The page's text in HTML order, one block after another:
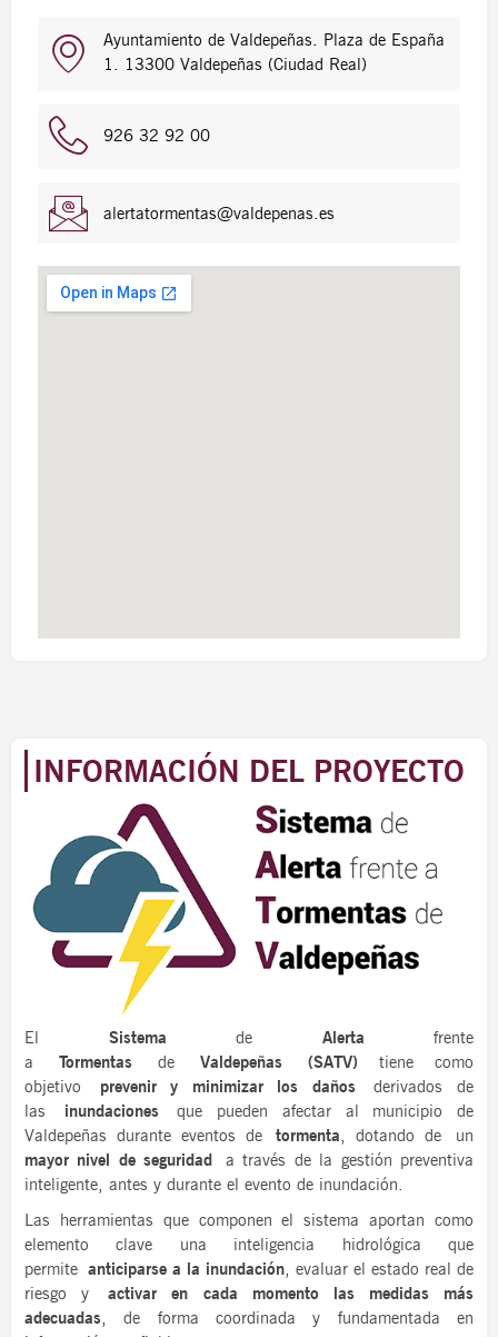
Ayuntamiento de Valdepeñas. Plaza de España
1. 13300 Valdepeñas (Ciudad Real)
926 32 92 00
alertatormentas@valdepenas.es
INFORMACIÓN DEL PROYECTO
El Sistema de Alerta frente
a Tormentas de Valdepeñas (SATV) tiene como
objetivo prevenir y minimizar los dañosderivados de
las inundacionesque pueden afectar al municipio de
Valdepeñas durante eventos detormenta , dotando de un
mayor nivel de seguridad a través de la gestión preventiva
inteligente, antes y durante el evento de inundación.
Las herramientas que componen el sistema aportan como
elemento clave una inteligencia hidrológica que
permite anticiparse a la inundación , evaluar el estado real de
riesgo yactivar en cada momento las medidas más
adecuadas , de forma coordinada y fundamentada en